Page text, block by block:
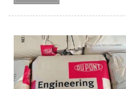
言